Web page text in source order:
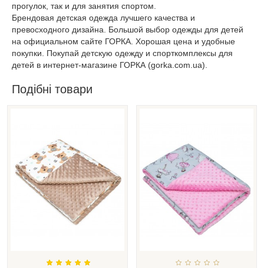
прогулок, так и для занятия спортом.
Брендовая детская одежда лучшего качества и
превосходного дизайна. Большой выбор одежды для детей
на официальном сайте ГОРКА. Хорошая цена и удобные
покупки. Покупай детскую одежду и спорткомплексы для
детей в интернет-магазине ГОРКА (gorka.com.ua).
Подібні товари